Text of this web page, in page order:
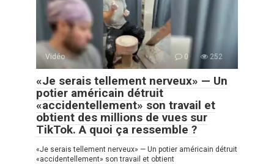
Vidéo 0 252
«Je serais tellement nerveux» — Un
potier américain détruit
«accidentellement» son travail et
obtient des millions de vues sur
TikTok. A quoi ça ressemble ?
«Je serais tellement nerveux» — Un potier américain détruit
«accidentellement» son travail et obtient